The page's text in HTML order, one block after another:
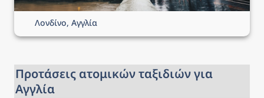
Λονδίνο, Αγγλία
Προτάσεις ατομικών ταξιδιών για
Αγγλία